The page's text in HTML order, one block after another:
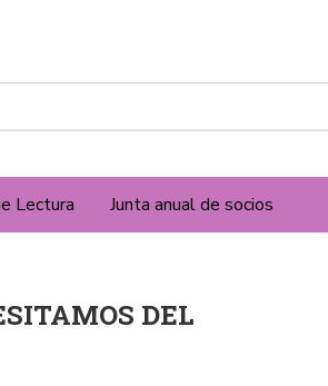
Lectura Junta anual de socios
DEL